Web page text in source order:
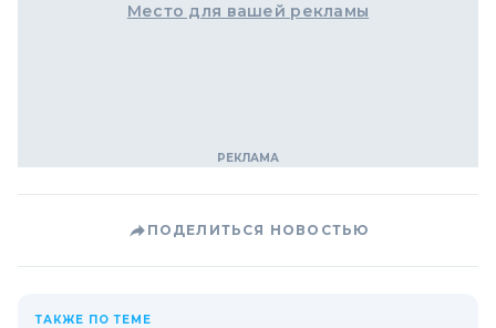
Место для вашей рекламы
ПОДЕЛИТЬСЯ НОВОСТЬЮ
ТАКЖЕ ПО ТЕМЕ